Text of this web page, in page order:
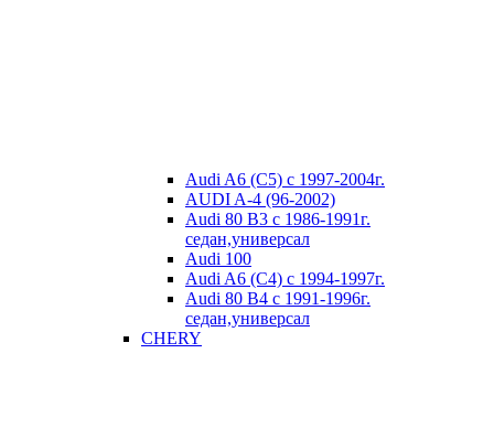
Audi A6 (C5) с 1997-2004г.
AUDI A-4 (96-2002)
Audi 80 В3 с 1986-1991г.
седан,универсал
Audi 100
Audi A6 (C4) с 1994-1997г.
Audi 80 В4 с 1991-1996г.
седан,универсал
CHERY